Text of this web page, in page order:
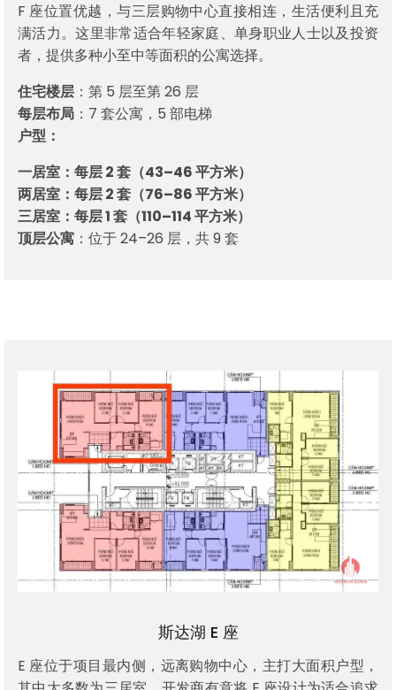
F 座位置优越，与三层购物中心直接相连，生活便利且充
满活力。这里非常适合年轻家庭、单身职业人士以及投资
者，提供多种小至中等面积的公寓选择。
住宅楼层 ：第 5 层至第 26 层
每层布局 ：7 套公寓，5 部电梯
户型：
一居室：每层 2 套（43–46 平方米）
两居室：每层 2 套（76–86 平方米）
三居室：每层 1 套（110–114 平方米）
顶层公寓 ：位于 24–26 层，共 9 套
斯达湖 E 座
E 座位于项目最内侧，远离购物中心，主打大面积户型，